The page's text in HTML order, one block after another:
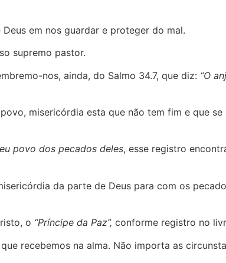
em nos guardar e proteger do mal.
supremo pastor.
nos, ainda, do Salmo 34.7, que diz: “O
misericórdia esta que não tem fim e que se
povo dos pecados deles, esse registro
da parte de Deus para com os
o “Príncipe da Paz”, conforme registro no
recebemos na alma. Não importa as